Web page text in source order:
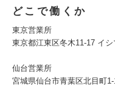
どこで働くか
東京営業所
東京都江東区冬木11-17 イ
仙台営業所
宮城県仙台市青葉区北目町